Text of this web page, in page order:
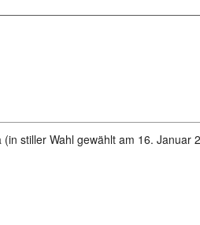
stiller Wahl gewählt am 16. Januar